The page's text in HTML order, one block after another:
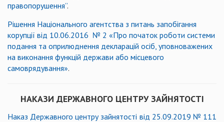
правопорушення”.
Рішення Національного агентства з питань запобігання
корупції від 10.06.2016 № 2 «Про початок роботи системи
подання та оприлюднення декларацій осіб, уповноважених
на виконання функцій держави або місцевого
самоврядування».
НАКАЗИ ДЕРЖАВНОГО ЦЕНТРУ ЗАЙНЯТОСТІ
Наказ Державного центру зайнятості від 25.09.2019 № 111